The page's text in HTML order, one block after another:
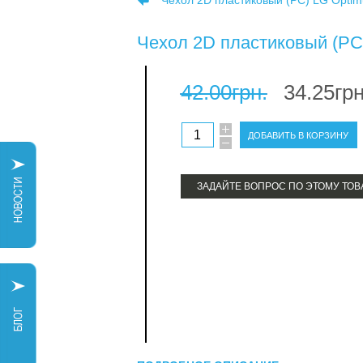
Чехол 2D пластиковый
42.00грн.
ЗАДАЙТЕ ВОПРОС ПО ЭТОМУ